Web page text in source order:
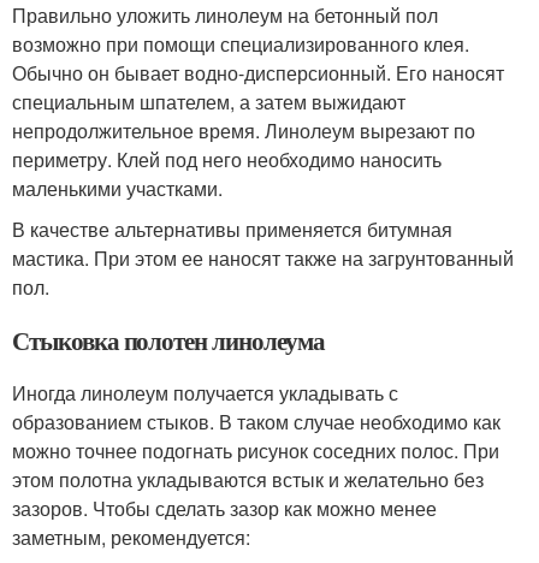
Правильно уложить линолеум на бетонный пол
возможно при помощи специализированного клея.
Обычно он бывает водно-дисперсионный. Его наносят
специальным шпателем, а затем выжидают
непродолжительное время. Линолеум вырезают по
периметру. Клей под него необходимо наносить
маленькими участками.
В качестве альтернативы применяется битумная
мастика. При этом ее наносят также на загрунтованный
пол.
Стыковка полотен линолеума
Иногда линолеум получается укладывать с
образованием стыков. В таком случае необходимо как
можно точнее подогнать рисунок соседних полос. При
этом полотна укладываются встык и желательно без
зазоров. Чтобы сделать зазор как можно менее
заметным, рекомендуется: